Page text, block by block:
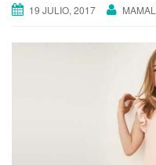
19 JULIO, 2017